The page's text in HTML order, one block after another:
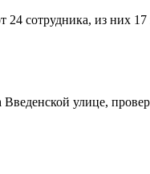
сотрудника, из них 17
улице,